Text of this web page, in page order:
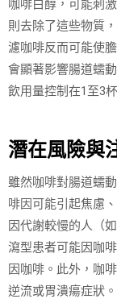
咖啡白醇，可能刺
則去除了這些物質
濾咖啡反而可能使
會顯著影響腸道蠕
飲用量控制在1至3
潛在風險與
雖然咖啡對腸道蠕
啡因可能引起焦慮
因代謝較慢的人（
瀉型患者可能因咖
因咖啡。此外，咖
逆流或胃潰瘍症狀